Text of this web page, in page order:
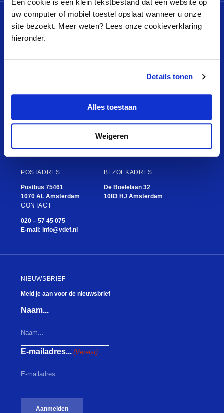
uw computer of mobiel toestel opslaat wanneer u onze
site bezoekt. Meer weten? Lees onze cookieverklaring
hieronder.
Details tonen
Alles toestaan
Weigeren
MENU
Projecten
Ik wil aanvragen
QUICK LINKS
Cookieverklaring
Colofon
POSTADRES
Postbus 75461
1070 AL Amsterdam
BEZOEKADRES
De Boelelaan 32
1083 HJ Amsterdam
CONTACT
020 – 57 45 075
E-mail: info@vdef.nl
NIEUWSBRIEF
Meld je aan voor de nieuwsbrief
Naam...
E-mailadres... (Vereist)
Aanmelden